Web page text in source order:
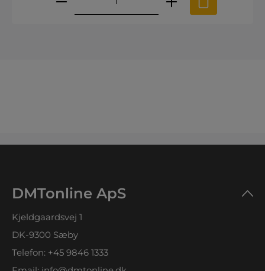
DMTonline ApS
Kjeldgaardsvej 1
DK-9300 Sæby
Telefon: +45 9846 1333